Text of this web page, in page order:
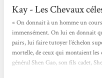
Kay - Les Chevaux
« On donnait à un homme un
immensément. On lui en donnait
pairs, lui faire tutoyer l’échelon
mortelle, de ceux qui montaient les
général Shen Gao, son fils cadet,